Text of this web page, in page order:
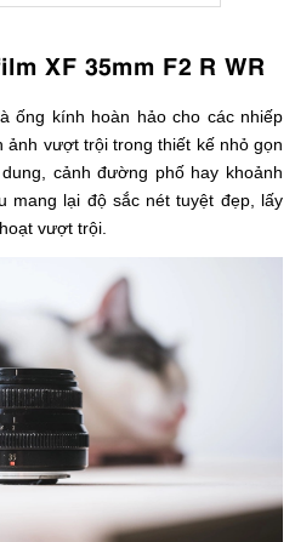
XF 35mm F2 R WR
ống kính hoàn hảo cho các nhiếp
vượt trội trong thiết kế nhỏ gọn
cảnh đường phố hay khoảnh
mang lại độ sắc nét tuyệt đẹp, lấy
vượt trội.